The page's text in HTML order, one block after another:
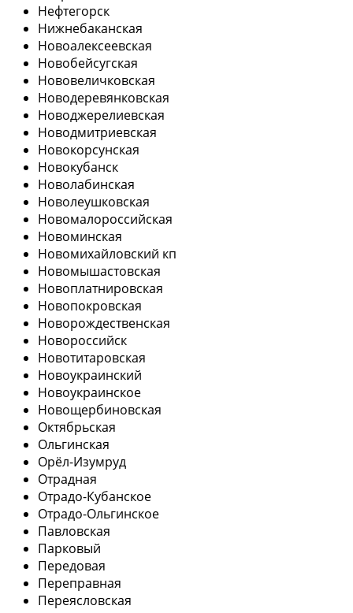
Нефтегорск
Нижнебаканская
Новоалексеевская
Новобейсугская
Нововеличковская
Новодеревянковская
Новоджерелиевская
Новодмитриевская
Новокорсунская
Новокубанск
Новолабинская
Новолеушковская
Новомалороссийская
Новоминская
Новомихайловский кп
Новомышастовская
Новоплатнировская
Новопокровская
Новорождественская
Новороссийск
Новотитаровская
Новоукраинский
Новоукраинское
Новощербиновская
Октябрьская
Ольгинская
Орёл-Изумруд
Отрадная
Отрадо-Кубанское
Отрадо-Ольгинское
Павловская
Парковый
Передовая
Переправная
Переясловская